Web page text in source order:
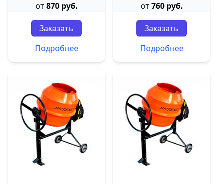
от870 руб.
Заказать
Подробнее
от760 руб.
Заказать
Подробнее